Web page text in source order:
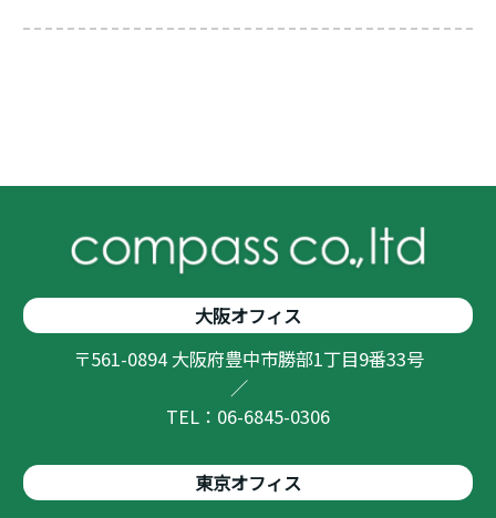
大阪オフィス
〒561-0894 大阪府豊中市勝部1丁目9番33号
／
TEL：06-6845-0306
東京オフィス